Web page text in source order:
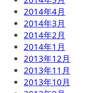
2014年4月
2014年3月
2014年2月
2014年1月
2013年12月
2013年11月
2013年10月